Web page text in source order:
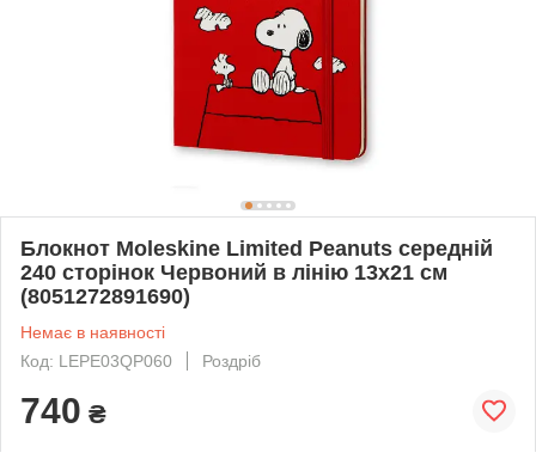
Блокнот Moleskine Limited Peanuts середній
240 сторінок Червоний в лінію 13х21 см
(8051272891690)
Немає в наявності
Код: LEPE03QP060
Роздріб
740 ₴